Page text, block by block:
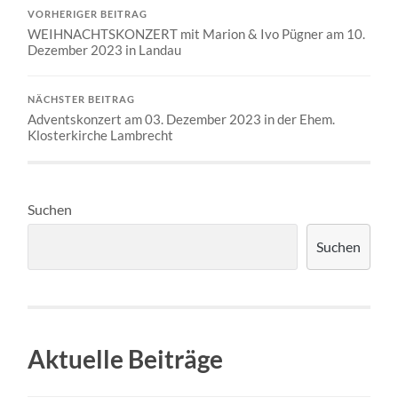
VORHERIGER BEITRAG
WEIHNACHTSKONZERT mit Marion & Ivo Pügner am 10.
Dezember 2023 in Landau
NÄCHSTER BEITRAG
Adventskonzert am 03. Dezember 2023 in der Ehem.
Klosterkirche Lambrecht
Suchen
Suchen
Aktuelle Beiträge